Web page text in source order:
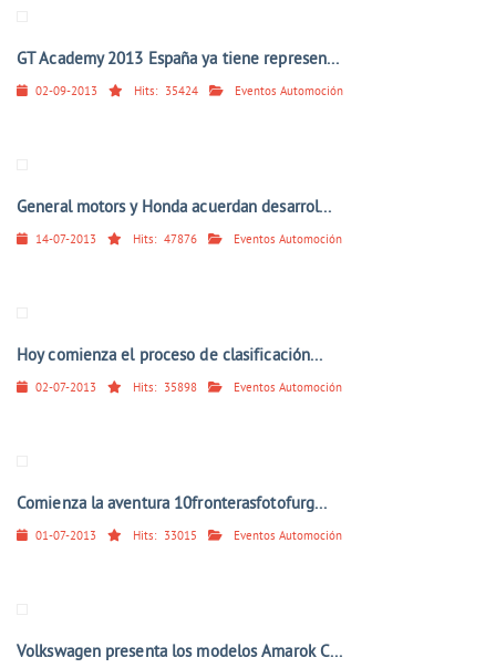
GT Academy 2013 España ya tiene represen...
02-09-2013 Hits: 35424 Eventos Automoción
General motors y Honda acuerdan desarrol...
14-07-2013 Hits: 47876 Eventos Automoción
Hoy comienza el proceso de clasificación...
02-07-2013 Hits: 35898 Eventos Automoción
Comienza la aventura 10fronterasfotofurg...
01-07-2013 Hits: 33015 Eventos Automoción
Volkswagen presenta los modelos Amarok C...